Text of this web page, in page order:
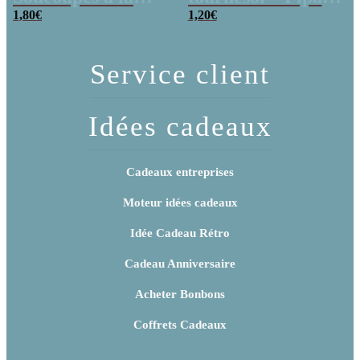
poudre (x20)
1,80€
x 3
1,20€
Service client
Idées cadeaux
Cadeaux entreprises
Moteur idées cadeaux
Idée Cadeau Rétro
Cadeau Anniversaire
Acheter Bonbons
Coffrets Cadeaux